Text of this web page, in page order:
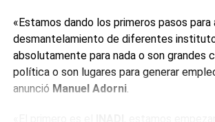
«Estamos dando los primeros pasos para
desmantelamiento de diferentes
absolutamente para nada o son grandes
política o son lugares para generar
anunció Manuel Adorni.